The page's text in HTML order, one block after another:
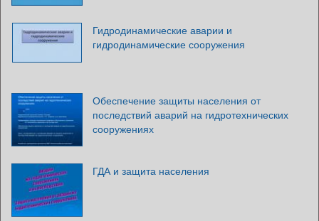
Гидродинамические аварии и
гидродинамические сооружения
Обеспечение защиты населения от
последствий аварий на гидротехнических
сооружениях
ГДА и защита населения